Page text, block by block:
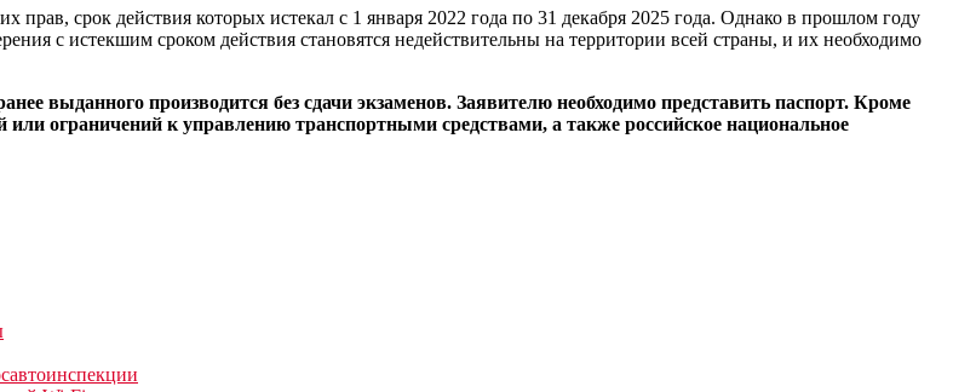
срок действия которых истекал с 1 января 2022 года по 31 декабря 2025 года. Однако в прошлом году
с истекшим сроком действия становятся недействительны на территории всей страны, и их необходимо
выданного производится без сдачи экзаменов. Заявителю необходимо представить паспорт. Кроме
или ограничений к управлению транспортными средствами, а также российское национальное